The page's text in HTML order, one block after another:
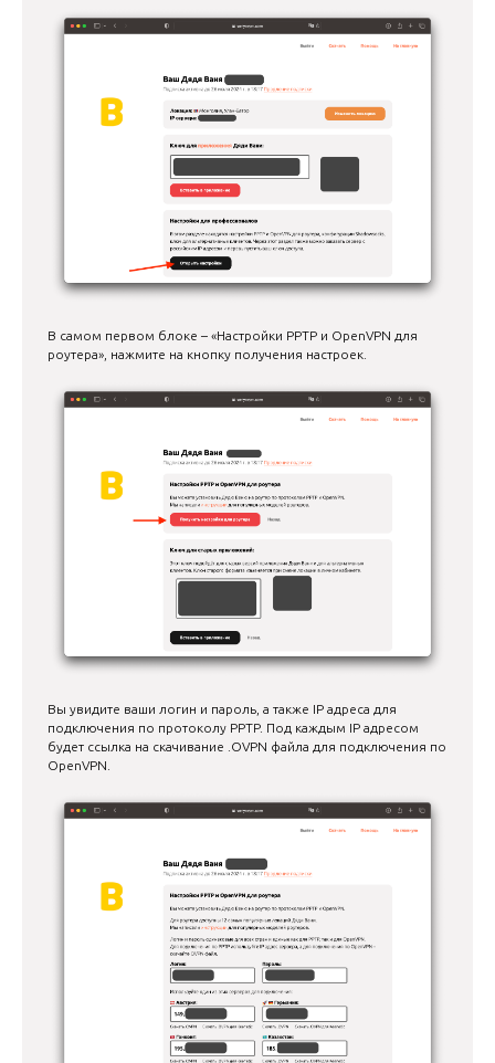
В самом первом блоке – «Настройки PPTP и OpenVPN для
роутера», нажмите на кнопку получения настроек.
Вы увидите ваши логин и пароль, а также IP адреса для
подключения по протоколу PPTP. Под каждым IP адресом
будет ссылка на скачивание .OVPN файла для подключения по
OpenVPN.